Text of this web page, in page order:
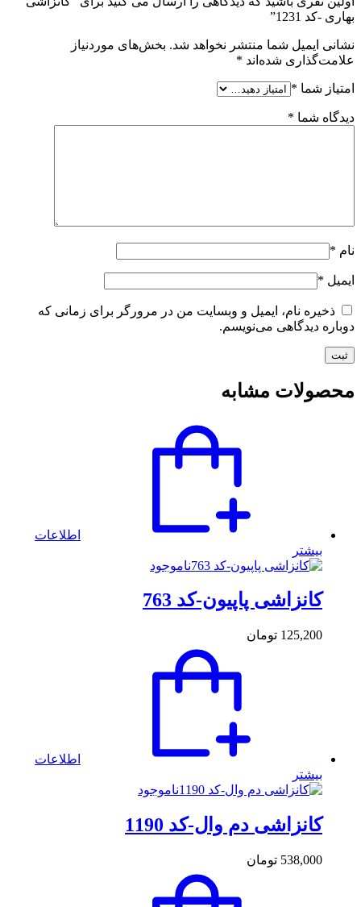
بهاری -کد 1231”
نشانی ایمیل شما منتشر نخواهد شد. بخش‌های موردنیاز
علامت‌گذاری شده‌اند *
امتیاز شما *
دیدگاه شما *
نام *
ایمیل *
ذخیره نام، ایمیل و وبسایت من در مرورگر برای زمانی که
دوباره دیدگاهی می‌نویسم.
محصولات مشابه
اطلاعات
بیشتر
ناموجود
کانزاشی پاپیون-کد 763
125,200 تومان
اطلاعات
بیشتر
ناموجود
کانزاشی دم وال-کد 1190
538,000 تومان